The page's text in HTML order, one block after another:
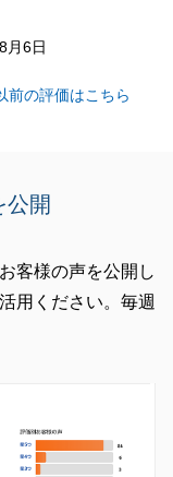
月6日
前の評価はこちら
開
客様の声を公開し
用ください。毎週